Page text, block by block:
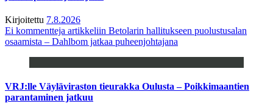
Kirjoitettu 7.8.2026
Ei kommentteja artikkeliin Betolarin hallitukseen puolustusalan
osaamista – Dahlbom jatkaa puheenjohtajana
VRJ:lle Väyläviraston tieurakka Oulusta – Poikkimaantien
parantaminen jatkuu